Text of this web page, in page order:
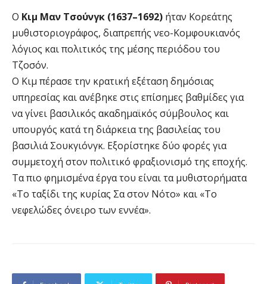
Ο Κιμ Μαν Τσούνγκ (1637–1692) ήταν Κορεάτης
μυθιστοριογράφος, διαπρεπής νεο-Κομφουκιανός
λόγιος και πολιτικός της μέσης περιόδου του
Τζοσόν.
Ο Κιμ πέρασε την κρατική εξέταση δημόσιας
υπηρεσίας και ανέβηκε στις επίσημες βαθμίδες για
να γίνει βασιλικός ακαδημαϊκός σύμβουλος και
υπουργός κατά τη διάρκεια της βασιλείας του
βασιλιά Σουκγιόνγκ. Εξορίστηκε δύο φορές για
συμμετοχή στον πολιτικό φραξιονισμό της εποχής.
Τα πιο φημισμένα έργα του είναι τα μυθιστορήματα
«Το ταξίδι της κυρίας Σα στον Νότο» και «Το
νεφελώδες όνειρο των εννέα».